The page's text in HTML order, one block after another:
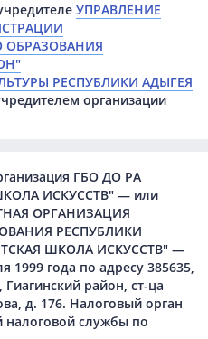
УПРАВЛЕНИЕ
РЕСПУБЛИКИ АДЫГЕЯ
организации
ГБО ДО РА
ИСКУССТВ" — или
ОРГАНИЗАЦИЯ
РЕСПУБЛИКИ
ШКОЛА ИСКУССТВ" —
1999 года по адресу 385635,
район, ст-ца
д. 176. Налоговый орган
службы по